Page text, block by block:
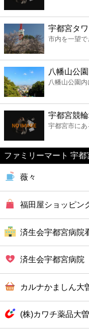
レジャー
書店
ファミレス
ファーストフード
カフェ
ショッピング
公共
病院
宇都宮タ
市内を一望で
八幡山公
八幡山公園
宇都宮競
宇都宮市に
ファミリーマート 宇
薇々
福田屋ショッピン
済生会宇都宮病院
済生会宇都宮病院
カルナかましん大
(株)カワチ薬品大